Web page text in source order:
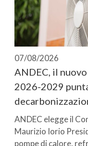
07/08/2026
ANDEC, il
2026-2029
ANDEC elegge il
Maurizio Iorio
pompe di calore,